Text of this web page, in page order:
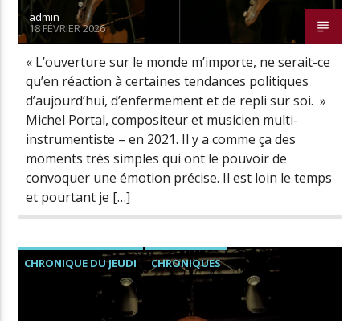
Radio Univers
admin
18 FÉVRIER 2026
« L’ouverture sur le monde m’importe, ne serait-ce
qu’en réaction à certaines tendances politiques
d’aujourd’hui, d’enfermement et de repli sur soi. »
Michel Portal, compositeur et musicien multi-
instrumentiste – en 2021. Il y a comme ça des
moments très simples qui ont le pouvoir de
convoquer une émotion précise. Il est loin le temps
et pourtant je […]
CHRONIQUE DU JEUDI CHRONIQUES